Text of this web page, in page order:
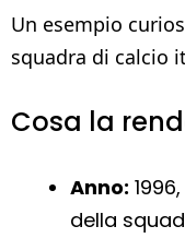
Un esempio
squadra di calcio
Cosa la
Anno:
della